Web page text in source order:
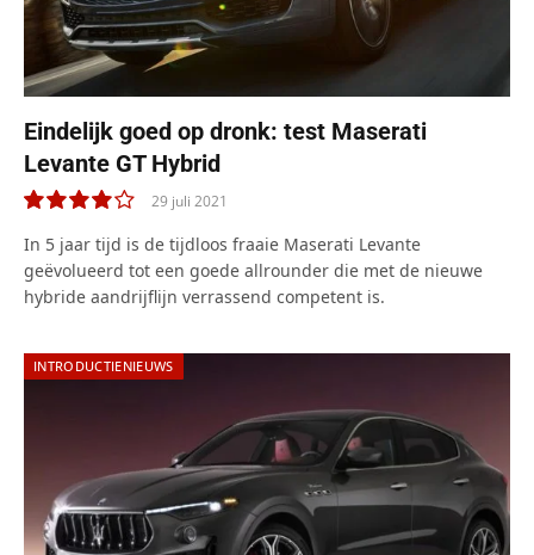
Eindelijk goed op dronk: test Maserati
Levante GT Hybrid
8.0
29 juli 2021
In 5 jaar tijd is de tijdloos fraaie Maserati Levante
geëvolueerd tot een goede allrounder die met de nieuwe
hybride aandrijflijn verrassend competent is.
INTRODUCTIENIEUWS